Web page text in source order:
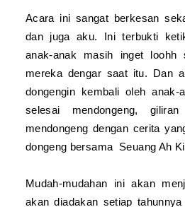
Acara ini sangat berkesan
dan juga aku. Ini terbukti
anak-anak masih inget loohh
mereka dengar saat itu. Dan
dongengin kembali oleh anak-
selesai mendongeng,
mendongeng dengan cerita
dongeng bersama Seuang Ah
Mudah-mudahan ini akan
akan diadakan setiap